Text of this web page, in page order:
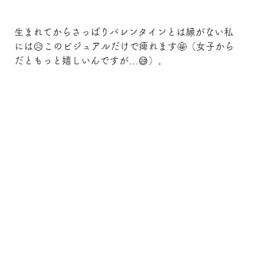
生まれてからさっぱりバレンタインとは縁がない私
には😥このビジュアルだけで痺れます🤩（女子から
だともっと嬉しいんですが…😅）。